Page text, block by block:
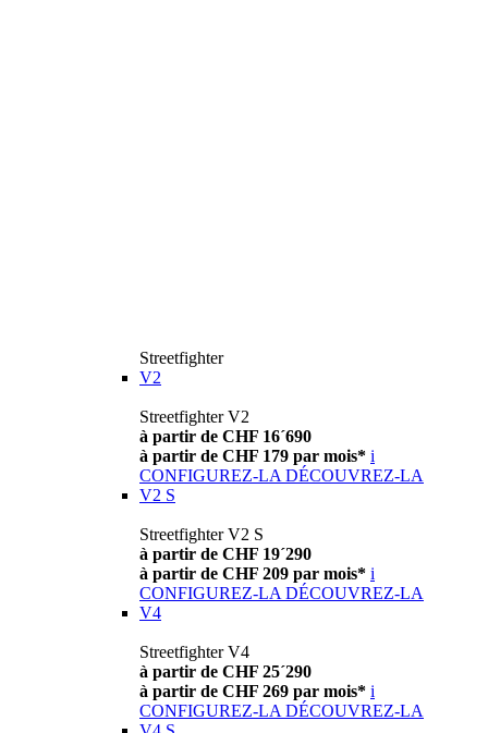
Streetfighter
V2
Streetfighter V2
à partir de CHF 16´690
à partir de CHF 179 par mois* i
CONFIGUREZ-LA DÉCOUVREZ-LA
V2 S
Streetfighter V2 S
à partir de CHF 19´290
à partir de CHF 209 par mois* i
CONFIGUREZ-LA DÉCOUVREZ-LA
V4
Streetfighter V4
à partir de CHF 25´290
à partir de CHF 269 par mois* i
CONFIGUREZ-LA DÉCOUVREZ-LA